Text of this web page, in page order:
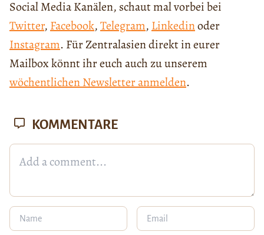
Social Media Kanälen, schaut mal vorbei bei
Twitter, Facebook,Telegram, Linkedinoder
Instagram. Für Zentralasien direkt in eurer
Mailbox könnt ihr euch auch zu unserem
wöchentlichen Newsletter anmelden.
KOMMENTARE